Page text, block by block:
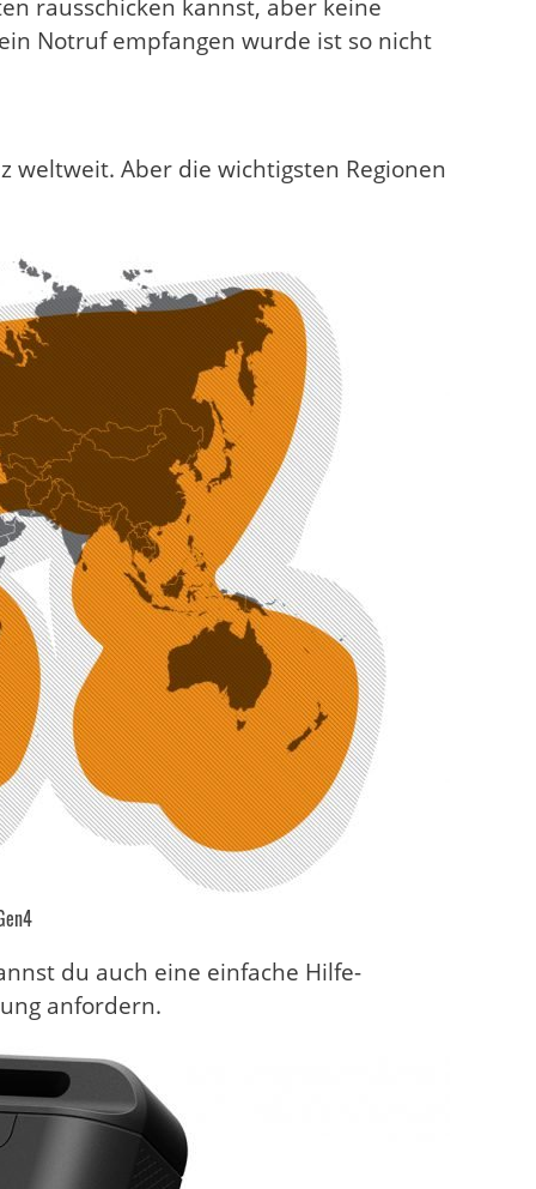
rausschicken kannst, aber keine
Notruf empfangen wurde ist so nicht
weltweit. Aber die wichtigsten Regionen
du auch eine einfache Hilfe-
anfordern.